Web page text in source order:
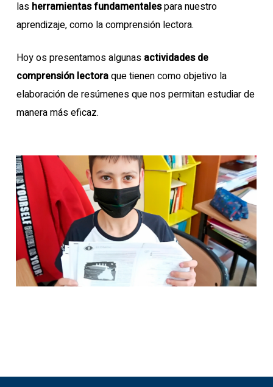
las herramientas fundamentalespara nuestro
aprendizaje, como la comprensión lectora.
Hoy os presentamos algunasactividades de
comprensión lectoraque tienen como objetivo la
elaboración de resúmenes que nos permitan estudiar de
manera más eficaz.